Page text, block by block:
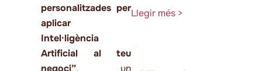
personalitzades per
aplicar
Intel·ligència
Artificial al teu
negoci”, un
Llegir més >